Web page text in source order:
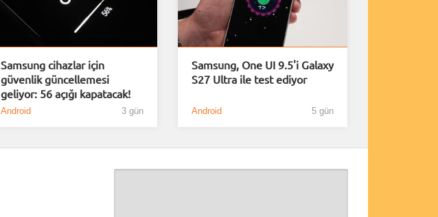
Samsung cihazlar için
güvenlik güncellemesi
geliyor: 56 açığı kapatacak!
Android 3 gün
Samsung, One UI 9.5'i Galaxy
S27 Ultra ile test ediyor
Android 5 gün